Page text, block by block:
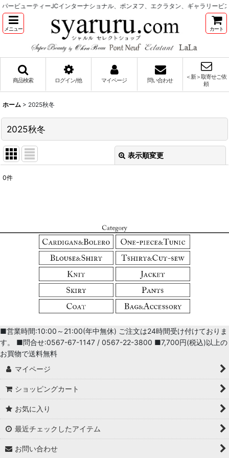
ービューティーJCインターナショナル、ポンヌフ、エクラタン、ギャラリービ
メニュー カート
商品検索 ログイン/他 マイページ 問い合わせ
＜新＞取寄せご依
頼
ホーム > 2025秋冬
2025秋冬
表示順変更
絞り込む
0件
■営業時間:10:00～21:00(年中無休) ご注文は24時間受け付けておりま
す。 ■問合せ:0567-67-1147 / 0567-22-3800 ■7,700円(税込)以上の
お買物で送料無料
マイページ
ショッピングカート
お気に入り
最近チェックしたアイテム
お問い合わせ